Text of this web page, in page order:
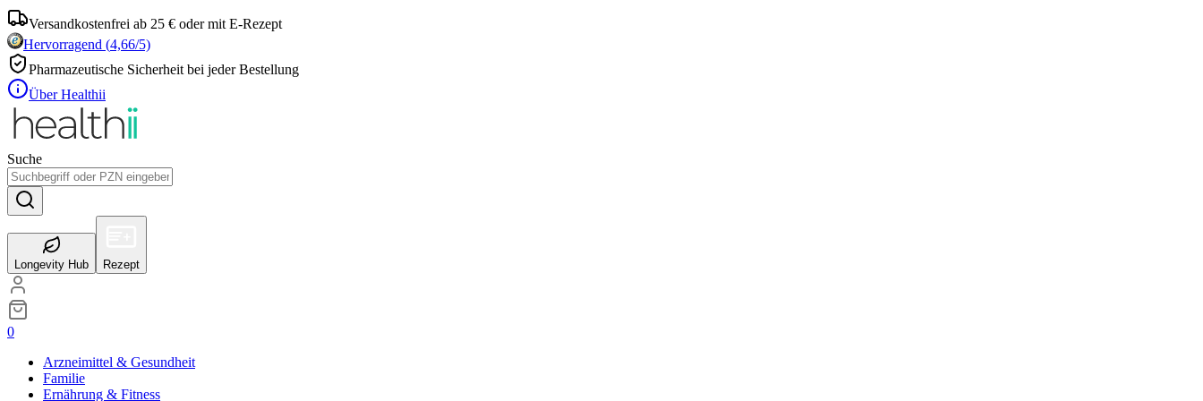
Versandkostenfrei ab 25 € oder mit E-Rezept
Hervorragend (4,66/5)
Pharmazeutische Sicherheit bei jeder Bestellung
Über Healthii
Suche
Longevity Hub Rezept
0
Arzneimittel & Gesundheit
Familie
Ernährung & Fitness